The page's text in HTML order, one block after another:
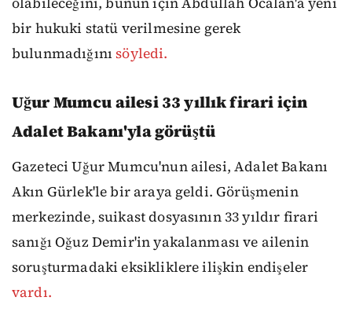
bir hukuki statü verilmesine gerek
bulunmadığınısöyledi.
Uğur Mumcu ailesi 33 yıllık firari için
Adalet Bakanı'yla görüştü
Gazeteci Uğur Mumcu'nun ailesi, Adalet Bakanı
Akın Gürlek'le bir araya geldi. Görüşmenin
merkezinde, suikast dosyasının 33 yıldır firari
sanığı Oğuz Demir'in yakalanması ve ailenin
soruşturmadaki eksikliklere ilişkin endişeler
vardı.